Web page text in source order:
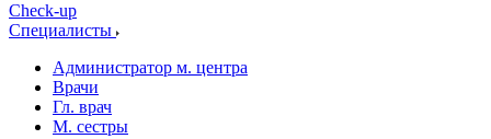
Cheсk-up
Специалисты
Администратор м. центра
Врачи
Гл. врач
М. сестры